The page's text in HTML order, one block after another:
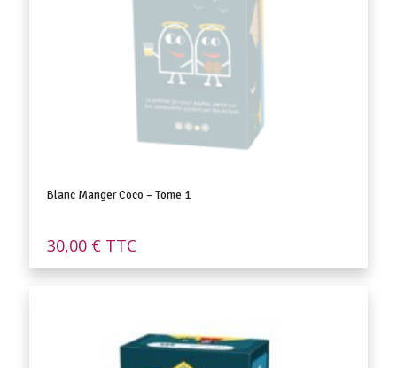
Blanc Manger Coco – Tome 1
30,00 € TTC